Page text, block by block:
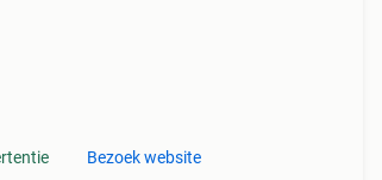
Bezoek website